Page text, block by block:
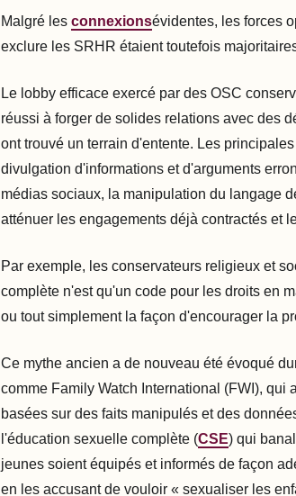
Malgré les connexionsévidentes, les forces
exclure les SRHR étaient toutefois
Le lobby efficace exercé par des OSC
réussi à forger de solides relations avec des
ont trouvé un terrain d'entente. Les
divulgation d'informations et d'arguments
médias sociaux, la manipulation du langage
atténuer les engagements déjà contractés et
Par exemple, les conservateurs religieux et
complète n'est qu'un code pour les droits en
ou tout simplement la façon d'encourager la
Ce mythe ancien a de nouveau été évoqué
comme Family Watch International (FWI),
basées sur des faits manipulés et des
l'éducation sexuelle complète (CSE) qui
jeunes soient équipés et informés de façon
en les accusant de vouloir « sexualiser les